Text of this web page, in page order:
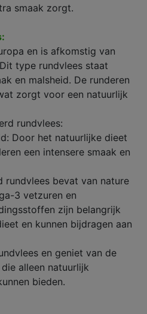
smaak zorgt.
en is afkomstig van
type rundvlees staat
en malsheid. De runderen
zorgt voor een natuurlijk
rundvlees:
Door het natuurlijke dieet
een intensere smaak en
rundvlees bevat van nature
3 vetzuren en
zijn belangrijk
en kunnen bijdragen aan
en geniet van de
alleen natuurlijk
bieden.